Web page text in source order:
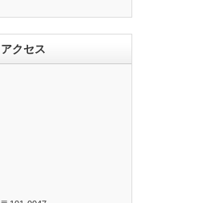
アクセス